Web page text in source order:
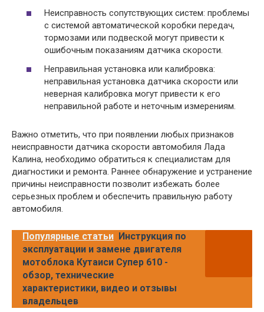
Неисправность сопутствующих систем: проблемы
с системой автоматической коробки передач,
тормозами или подвеской могут привести к
ошибочным показаниям датчика скорости.
Неправильная установка или калибровка:
неправильная установка датчика скорости или
неверная калибровка могут привести к его
неправильной работе и неточным измерениям.
Важно отметить, что при появлении любых признаков
неисправности датчика скорости автомобиля Лада
Калина, необходимо обратиться к специалистам для
диагностики и ремонта. Раннее обнаружение и устранение
причины неисправности позволит избежать более
серьезных проблем и обеспечить правильную работу
автомобиля.
Популярные статьи Инструкция по
эксплуатации и замене двигателя
мотоблока Кутаиси Супер 610 -
обзор, технические
характеристики, видео и отзывы
владельцев